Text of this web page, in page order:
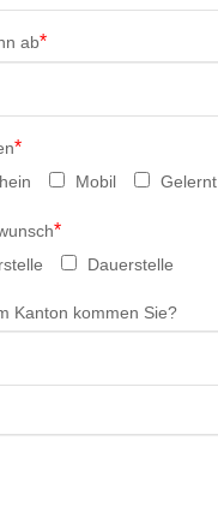
ab*
*
Mobil Gelernt
*
Dauerstelle
Kanton kommen Sie?